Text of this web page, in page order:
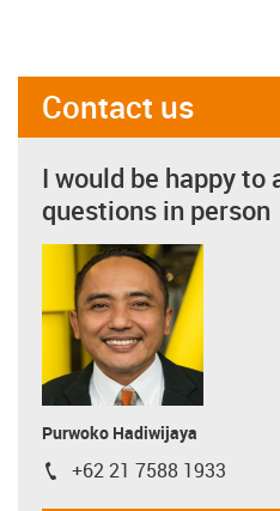
Contact us
I would be happy to
questions in person
Purwoko Hadiwijaya
igus-icon-phone
+62 21 7588 1933